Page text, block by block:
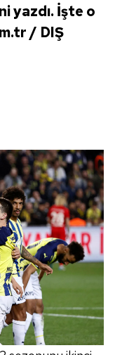
yazdı. İşte o
/ DIŞ